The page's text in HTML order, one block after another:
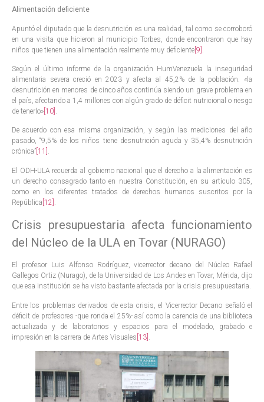
Alimentación deficiente
Apuntó el diputado que la desnutrición es una realidad, tal como se corroboró
en una visita que hicieron al municipio Torbes, donde encontraron que hay
niños que tienen una alimentación realmente muy deficiente [9]
Según el último informe de la organización HumVenezuela la inseguridad
alimentaria severa creció en 2023 y afecta al 45,2% de la población. «la
desnutrición en menores de cinco años continúa siendo un grave problema en
el país, afectando a 1,4 millones con algún grado de déficit nutricional o riesgo
de tenerlo» [10] .
De acuerdo con esa misma organización, y según las mediciones del año
pasado, “9,5% de los niños tiene desnutrición aguda y 35,4% desnutrición
crónica” [11] .
El ODH-ULA recuerda al gobierno nacional que el derecho a la alimentación es
un derecho consagrado tanto en nuestra Constitución, en su artículo 305,
como en los diferentes tratados de derechos humanos suscritos por la
República [12]
Crisis presupuestaria afecta funcionamiento
del Núcleo de la ULA en Tovar (NURAGO)
El profesor Luis Alfonso Rodríguez, vicerrector decano del Núcleo Rafael
Gallegos Ortiz (Nurago), de la Universidad de Los Andes en Tovar, Mérida, dijo
que esa institución se ha visto bastante afectada por la crisis presupuestaria.
Entre los problemas derivados de esta crisis, el Vicerrector Decano señaló el
déficit de profesores -que ronda el 25%- así como la carencia de una biblioteca
actualizada y de laboratorios y espacios para el modelado, grabado e
impresión en la carrera de Artes Visuales [13] .